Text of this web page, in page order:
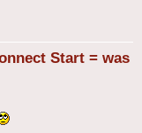
Start = was